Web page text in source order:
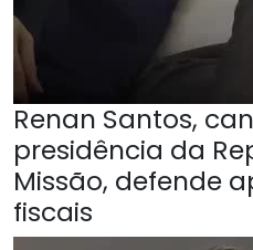
Renan Santos,
presidência da
Missão, defende
fiscais